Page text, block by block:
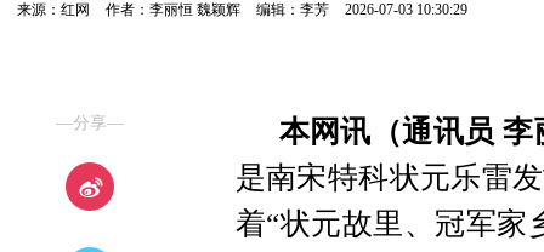
来源：红网 作者：李丽恒 魏颖辉 编辑：李芳 2026-07-03 10:30:29
—分享—
本网讯（通讯员
是南宋特科状元乐雷
着“状元故里、冠军家